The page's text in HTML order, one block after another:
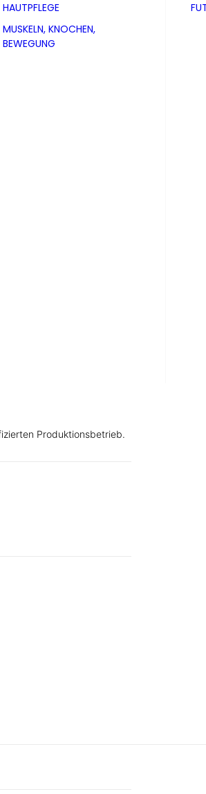
HAUTPFLEGE
MUSKELN, KNOCHEN,
BEWEGUNG
Produktionsbetrieb.